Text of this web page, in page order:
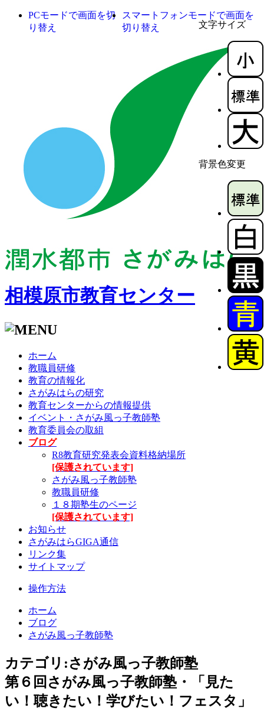
文字サイズ
背景色変更
PCモードで画面を切
り替え
スマートフォンモードで画面を
切り替え
相模原市教育センター
ホーム
教職員研修
教育の情報化
さがみはらの研究
教育センターからの情報提供
イベント・さがみ風っ子教師塾
教育委員会の取組
ブログ
R8教育研究発表会資料格納場所
[保護されています]
さがみ風っ子教師塾
教職員研修
１８期塾生のページ
[保護されています]
お知らせ
さがみはらGIGA通信
リンク集
サイトマップ
操作方法
ホーム
ブログ
さがみ風っ子教師塾
カテゴリ:さがみ風っ子教師塾
第６回さがみ風っ子教師塾・「見た
い！聴きたい！学びたい！フェスタ」